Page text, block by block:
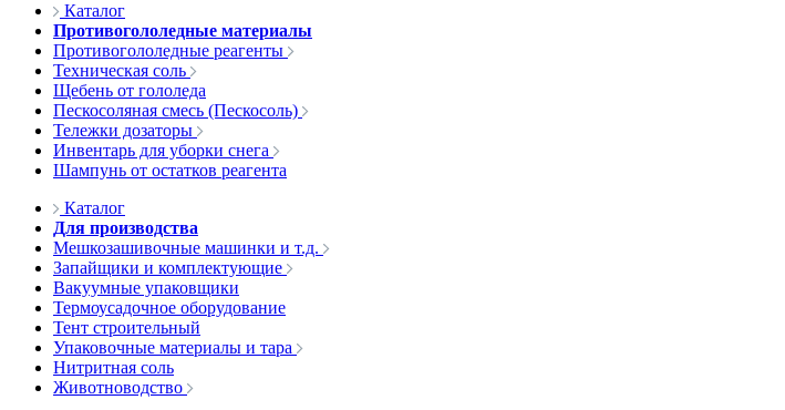
Каталог
Противогололедные материалы
Противогололедные реагенты
Техническая соль
Щебень от гололеда
Пескосоляная смесь (Пескосоль)
Тележки дозаторы
Инвентарь для уборки снега
Шампунь от остатков реагента
Каталог
Для производства
Мешкозашивочные машинки и т.д.
Запайщики и комплектующие
Вакуумные упаковщики
Термоусадочное оборудование
Тент строительный
Упаковочные материалы и тара
Нитритная соль
Животноводство